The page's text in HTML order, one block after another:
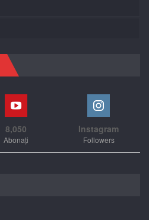
8,050
Abonați
Instagram
Followers